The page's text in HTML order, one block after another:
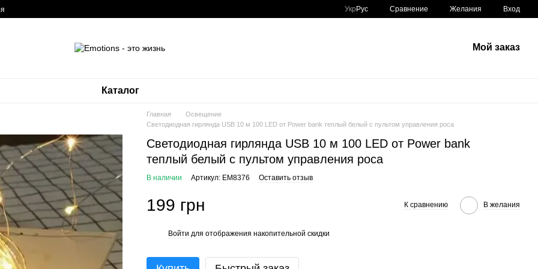
Укр Рус Сравнение Желания Вход
Мой заказ
Каталог
Главная
Освещение
Светодиодная гирлянда USB 10 м 100 LED от Power bank теплый белый с пультом управления роса
Светодиодная гирлянда USB 10 м 100 LED от Power bank
теплый белый с пультом управления роса
В наличии Артикул: EM8376 Оставить отзыв
199 грн К сравнению В желания
Войти для отображения накопительной скидки